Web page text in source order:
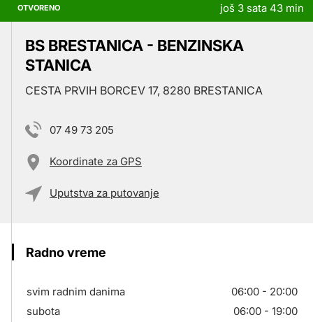
OTVORENO još 3 sata 43 min
BS BRESTANICA - BENZINSKA
STANICA
CESTA PRVIH BORCEV 17, 8280 BRESTANICA
07 49 73 205
Koordinate za GPS
Uputstva za putovanje
Radno vreme
svim radnim danima
06:00 - 20:00
subota
06:00 - 19:00